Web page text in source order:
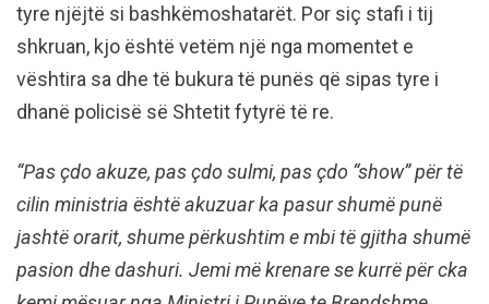
tyre njëjtë si bashkëmoshatarët. Por siç stafi i tij
shkruan, kjo është vetëm një nga momentet e
vështira sa dhe të bukura të punës që sipas tyre i
dhanë policisë së Shtetit fytyrë të re.
“Pas çdo akuze, pas çdo sulmi, pas çdo “show” për të
cilin ministria është akuzuar ka pasur shumë punë
jashtë orarit, shume përkushtim e mbi të gjitha shumë
pasion dhe dashuri. Jemi më krenare se kurrë për cka